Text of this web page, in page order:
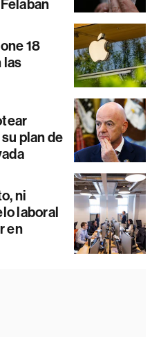
18
las
plan de
ni
laboral
en